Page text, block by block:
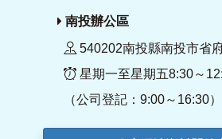
南投辦公區
540202南投縣南投市省
星期一至星期五8:30～
（公司登記：9:00～16:30